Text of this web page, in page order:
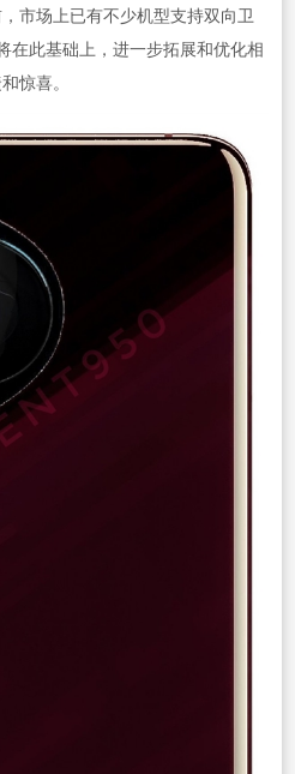
市场上已有不少机型支持双向卫
在此基础上，进一步拓展和优化相
惊喜。